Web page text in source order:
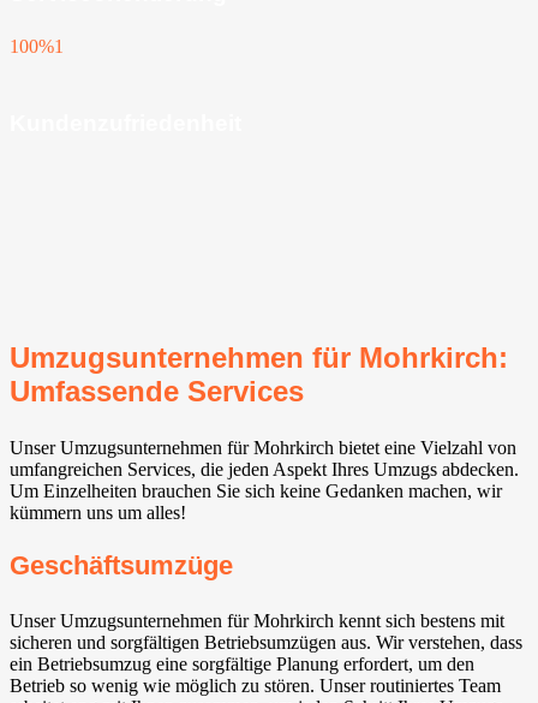
100%1
Umzugsunternehmen für Mohrkirch:
Umfassende Services
Unser Umzugsunternehmen für Mohrkirch bietet eine Vielzahl von
umfangreichen Services, die jeden Aspekt Ihres Umzugs abdecken.
Um Einzelheiten brauchen Sie sich keine Gedanken machen, wir
kümmern uns um alles!
Geschäftsumzüge
Unser Umzugsunternehmen für Mohrkirch kennt sich bestens mit
sicheren und sorgfältigen Betriebsumzügen aus. Wir verstehen, dass
ein Betriebsumzug eine sorgfältige Planung erfordert, um den
Betrieb so wenig wie möglich zu stören. Unser routiniertes Team